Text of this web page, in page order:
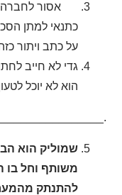
אסור לחברה
כתנאי למתן
על כתב ויתור
גדי לא חייב
הוא לא יוכל
שמוליק הוא
משותף וחל בו
להתנתק